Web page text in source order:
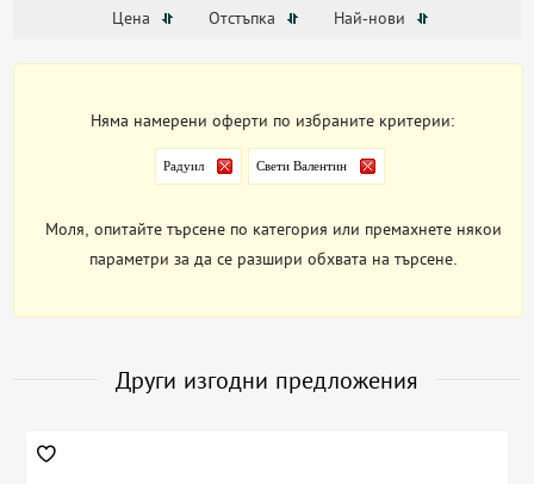
Цена Отстъпка Най-нови
Няма намерени оферти по избраните критерии:
Радуил Свети Валентин
Моля, опитайте търсене по категория или премахнете някои
параметри за да се разшири обхвата на търсене.
Други изгодни предложения